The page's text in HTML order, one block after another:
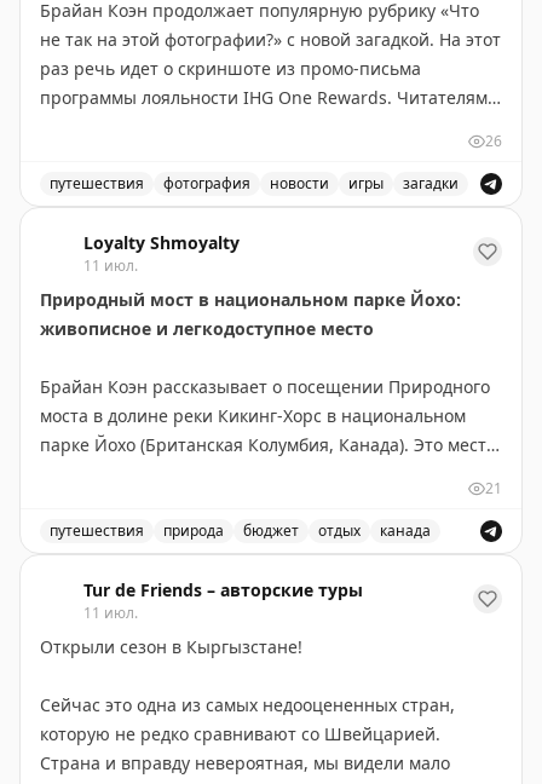
Брайан Коэн продолжает популярную рубрику «Что
не так на этой фотографии?» с новой загадкой. На этот
раз речь идет о скриншоте из промо-письма
программы лояльности IHG One Rewards. Читателям
приведен ответ на предыдущую загадку (часть 360) —
фото дорожных знаков в Вайоминге с почти
нечитаемыми номерами трасс из-за эрозии
материала. Брайан приглашает читателей присылать
свои фотографии и скриншоты для участия в серии
статей.
The Gate with Brian Cohen|Original
26
путешествия фотография новости игры загадки
Loyalty Shmoyalty
11 июл.
Природный мост в национальном парке Йохо:
живописное и легкодоступное место
Брайан Коэн рассказывает о посещении Природного
моста в долине реки Кикинг-Хорс в национальном
парке Йохо (Британская Колумбия, Канада). Это место
достаточно пройти по искусственному мосту от
парковки. Природный мост образовался благодаря
эрозии известняка и абразии, вызванной потоком
реки. Река продолжает активно вырезать русло,
создавая впечатляющие скальные формации с
сам Природный мост посещать бесплатно. Идеально
подходит для быстрого визита — даже 10 минут
достаточно. Учтите, что в пиковый сезон здесь
21
путешествия природа бюджет отдых канада
Tur de Friends – авторские туры
11 июл.
Открыли сезон в Кыргызстане!
Сейчас это одна из самых недооцененных стран,
которую не редко сравнивают со Швейцарией.
Страна и вправду невероятная, мы видели мало